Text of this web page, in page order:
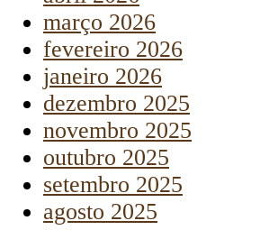
março 2026
fevereiro 2026
janeiro 2026
dezembro 2025
novembro 2025
outubro 2025
setembro 2025
agosto 2025